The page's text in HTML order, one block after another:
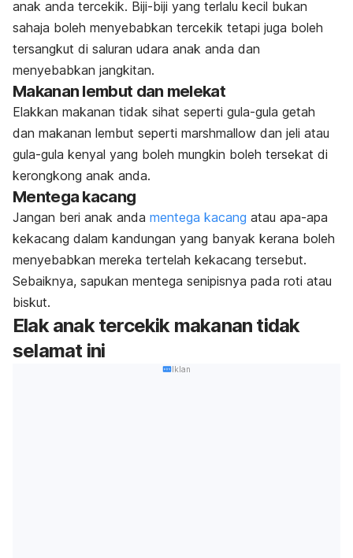
anak anda tercekik. Biji-biji yang terlalu kecil bukan
sahaja boleh menyebabkan tercekik tetapi juga boleh
tersangkut di saluran udara anak anda dan
menyebabkan jangkitan.
Makanan lembut dan melekat
Elakkan makanan tidak sihat seperti gula-gula getah
dan makanan lembut seperti marshmallow dan jeli atau
gula-gula kenyal yang boleh mungkin boleh tersekat di
kerongkong anak anda.
Mentega kacang
Jangan beri anak anda mentega kacang atau apa-apa
kekacang dalam kandungan yang banyak kerana boleh
menyebabkan mereka tertelah kekacang tersebut.
Sebaiknya, sapukan mentega senipisnya pada roti atau
biskut.
Elak anak tercekik makanan tidak
selamat ini
Iklan